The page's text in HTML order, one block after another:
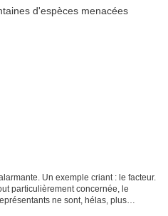
Un exemple criant : le facteur.
particulièrement concernée, le
ne sont, hélas, plus